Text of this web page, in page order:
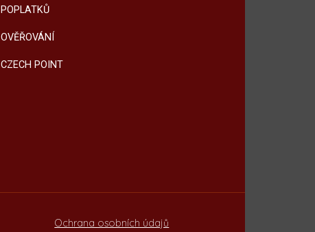
POPLATKŮ
OVĚŘOVÁNÍ
CZECH POINT
Ochrana osobních údajů